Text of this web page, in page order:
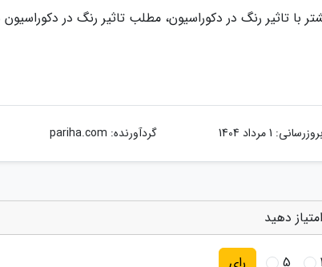
با تاثیر رنگ در دکوراسیون، مطلب تاثیر رنگ در دکوراسیون
بروزرسانی: 1 مرداد 1404 گردآورنده: pariha.com
دهید
5 رای